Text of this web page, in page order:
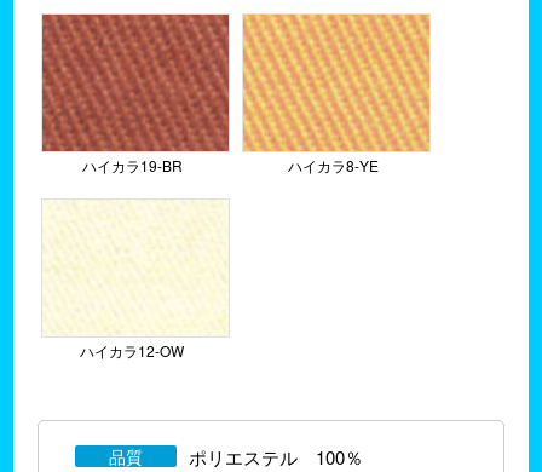
ハイカラ19-BR ハイカラ8-YE
ハイカラ12-OW
品質 ポリエステル 100％